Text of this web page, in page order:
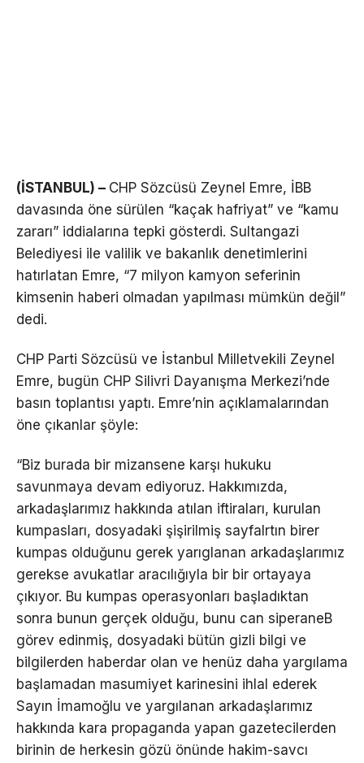
(İSTANBUL) – CHP Sözcüsü Zeynel Emre, İBB
davasında öne sürülen “kaçak hafriyat” ve “kamu
zararı” iddialarına tepki gösterdi. Sultangazi
Belediyesi ile valilik ve bakanlık denetimlerini
hatırlatan Emre, “7 milyon kamyon seferinin
kimsenin haberi olmadan yapılması mümkün değil”
dedi.
CHP Parti Sözcüsü ve İstanbul Milletvekili Zeynel
Emre, bugün CHP Silivri Dayanışma Merkezi’nde
basın toplantısı yaptı. Emre’nin açıklamalarından
öne çıkanlar şöyle:
“Biz burada bir mizansene karşı hukuku
savunmaya devam ediyoruz. Hakkımızda,
arkadaşlarımız hakkında atılan iftiraları, kurulan
kumpasları, dosyadaki şişirilmiş sayfalrtın birer
kumpas olduğunu gerek yarıglanan arkadaşlarımız
gerekse avukatlar aracılığıyla bir bir ortayaya
çıkıyor. Bu kumpas operasyonları başladıktan
sonra bunun gerçek olduğu, bunu can siperaneB
görev edinmiş, dosyadaki bütün gizli bilgi ve
bilgilerden haberdar olan ve henüz daha yargılama
başlamadan masumiyet karinesini ihlal ederek
Sayın İmamoğlu ve yargılanan arkadaşlarımız
hakkında kara propaganda yapan gazetecilerden
birinin de herkesin gözü önünde hakim-savcı